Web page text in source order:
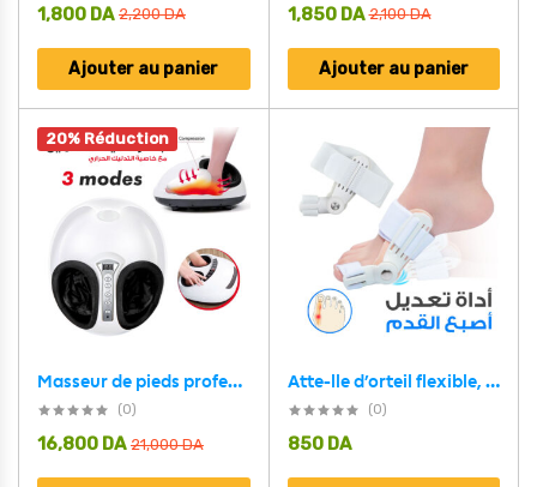
2,200DA
1,800 DA
Ajouter au panier
2,100DA
1,850 DA
Ajouter au panier
20% Réduction
Masseur de pieds professionnel, avec malaxage des tissus profonds compression d’air, avec chaleur
(0)
21,000DA
16,800 DA
Atte-lle d’orteil flexible, Soula-gement de la dou-leur du gros orteil et Redresseur
(0)
850 DA